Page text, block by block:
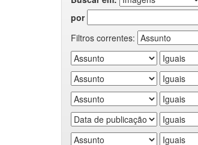
por
Filtros correntes: